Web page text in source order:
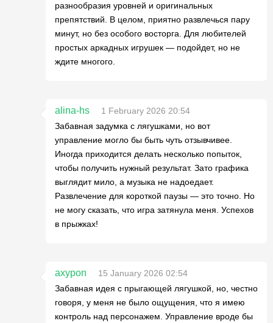
разнообразия уровней и оригинальных
препятствий. В целом, приятно развлечься пару
минут, но без особого восторга. Для любителей
простых аркадных игрушек — подойдет, но не
ждите многого.
alina-hs
1 February 2026 20:54
Забавная задумка с лягушками, но вот
управление могло бы быть чуть отзывчивее.
Иногда приходится делать несколько попыток,
чтобы получить нужный результат. Зато графика
выглядит мило, а музыка не надоедает.
Развлечение для короткой паузы — это точно. Но
не могу сказать, что игра затянула меня. Успехов
в прыжках!
axypon
15 January 2026 02:54
Забавная идея с прыгающей лягушкой, но, честно
говоря, у меня не было ощущения, что я имею
контроль над персонажем. Управление вроде бы